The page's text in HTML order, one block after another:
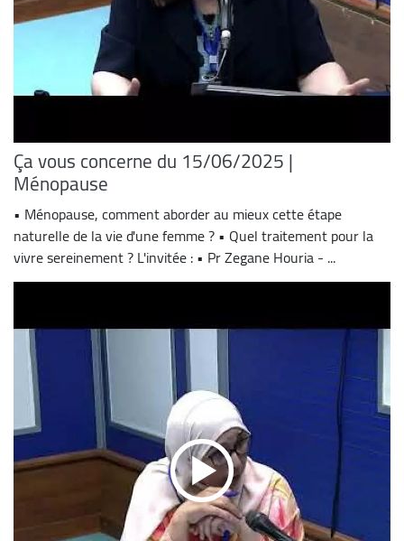
Ça vous concerne du 15/06/2025 |
Ménopause
• Ménopause, comment aborder au mieux cette étape
naturelle de la vie d'une femme ? • Quel traitement pour la
vivre sereinement ? L'invitée : • Pr Zegane Houria - ...